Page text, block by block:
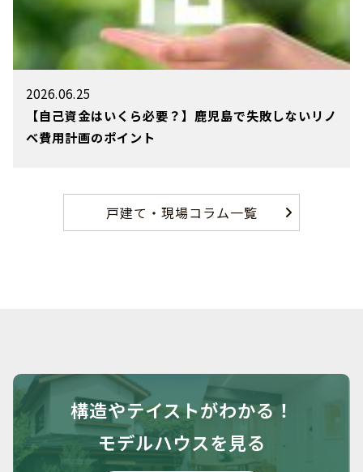
2026.06.25
【自己資金はいくら必要？】鹿児島で失敗しないリノ
ベ費用計画のポイント
戸建て・現場コラム一覧
構造やテイストがわかる！
モデルハウスを見る